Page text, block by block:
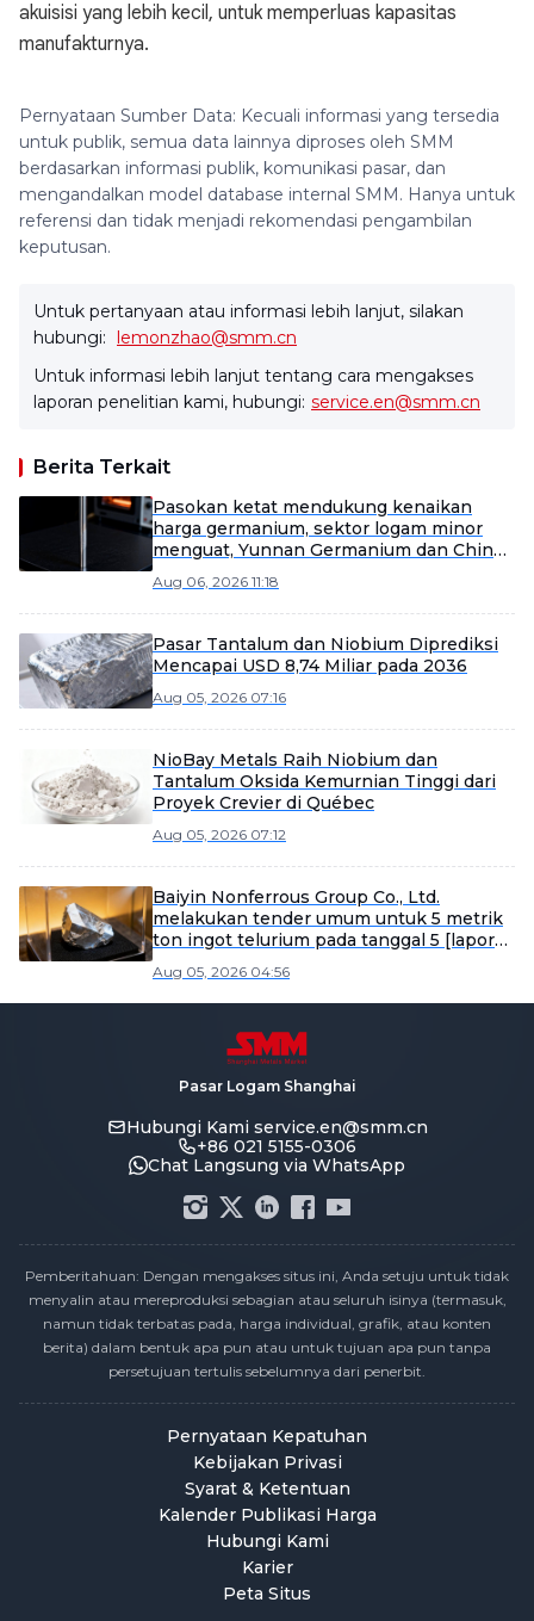
akuisisi yang lebih kecil, untuk memperluas kapasitas
manufakturnya.
Pernyataan Sumber Data: Kecuali informasi yang tersedia
untuk publik, semua data lainnya diproses oleh SMM
berdasarkan informasi publik, komunikasi pasar, dan
mengandalkan model database internal SMM. Hanya untuk
referensi dan tidak menjadi rekomendasi pengambilan
keputusan.
Untuk pertanyaan atau informasi lebih lanjut, silakan
hubungi: lemonzhao@smm.cn
Untuk informasi lebih lanjut tentang cara mengakses
laporan penelitian kami, hubungi: service.en@smm.cn
Berita Terkait
Pasokan ketat mendukung kenaikan
harga germanium, sektor logam minor
menguat, Yunnan Germanium dan China
kenaikan [SMM Flash]
Aug 06, 2026 11:18
Pasar Tantalum dan Niobium Diprediksi
Mencapai USD 8,74 Miliar pada 2036
Aug 05, 2026 07:16
NioBay Metals Raih Niobium dan
Tantalum Oksida Kemurnian Tinggi dari
Proyek Crevier di Québec
Aug 05, 2026 07:12
Baiyin Nonferrous Group Co., Ltd.
melakukan tender umum untuk 5 metrik
ton ingot telurium pada tanggal 5 [laporan
Aug 05, 2026 04:56
Pasar Logam Shanghai
Hubungi Kami service.en@smm.cn
+86 021 5155-0306
Chat Langsung via WhatsApp
Pemberitahuan: Dengan mengakses situs ini, Anda setuju untuk tidak
menyalin atau mereproduksi sebagian atau seluruh isinya (termasuk,
namun tidak terbatas pada, harga individual, grafik, atau konten
berita) dalam bentuk apa pun atau untuk tujuan apa pun tanpa
persetujuan tertulis sebelumnya dari penerbit.
Pernyataan Kepatuhan
Kebijakan Privasi
Syarat & Ketentuan
Kalender Publikasi Harga
Hubungi Kami
Karier
Peta Situs